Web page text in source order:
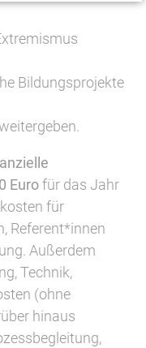
Bildungsprojekte
Eurofür das Jahr
für
Referent*innen
Außerdem
Technik,
(ohne
hinaus